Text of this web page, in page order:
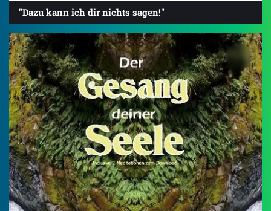
"Dazu kann ich dir nichts sagen!"